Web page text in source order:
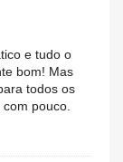
e tudo o
bom! Mas
todos os
pouco.